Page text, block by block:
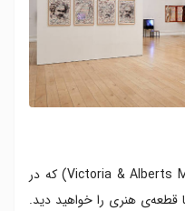
در «موزه‌ ویکتوریا و آلبرت» (Victoria & Alberts Museum) که در
قطعه‌ی هنری را خواهید دید.